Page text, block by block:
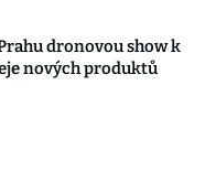
dronovou show k
nových produktů